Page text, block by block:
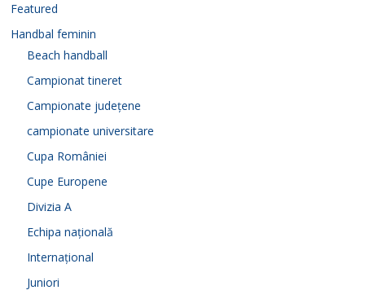
Featured
Handbal feminin
Beach handball
Campionat tineret
Campionate județene
campionate universitare
Cupa României
Cupe Europene
Divizia A
Echipa națională
Internațional
Juniori